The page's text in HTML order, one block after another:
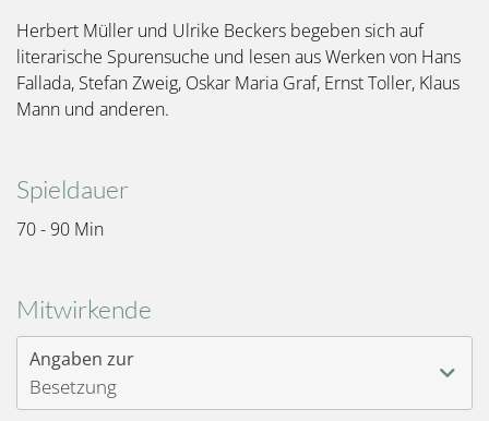
Herbert Müller und Ulrike Beckers begeben sich auf
literarische Spurensuche und lesen aus Werken von Hans
Fallada, Stefan Zweig, Oskar Maria Graf, Ernst Toller, Klaus
Mann und anderen.
Spieldauer
70 - 90 Min
Mitwirkende
Angaben zur
Besetzung